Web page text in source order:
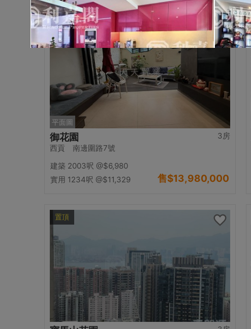
置頂
平面圖
3房
御花園
西貢 南邊圍路7號
建築 2003呎 @$6,980
實用 1234呎 @$11,329 售$13,980,000
置頂